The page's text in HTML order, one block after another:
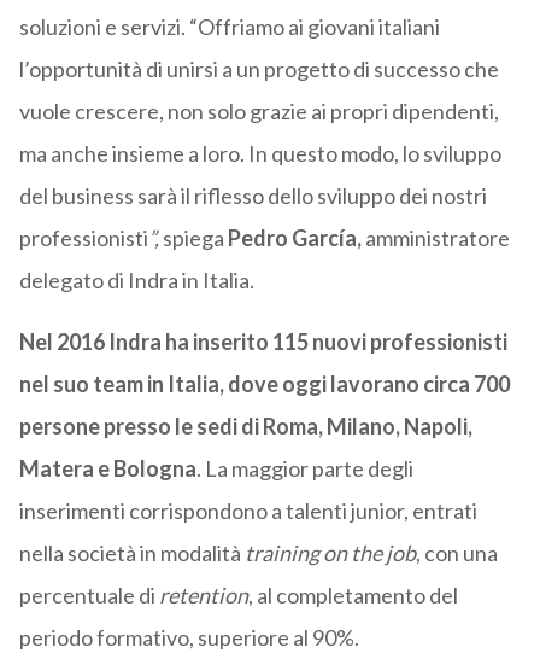
soluzioni e servizi. “Offriamo ai giovani italiani
l’opportunità di unirsi a un progetto di successo che
vuole crescere, non solo grazie ai propri dipendenti,
ma anche insieme a loro. In questo modo, lo sviluppo
del business sarà il riflesso dello sviluppo dei nostri
professionisti”,spiega Pedro García,amministratore
delegato di Indra in Italia.
Nel 2016 Indra ha inserito 115 nuovi professionisti
nel suo team in Italia, dove oggi lavorano circa 700
persone presso le sedi di Roma, Milano, Napoli,
Matera e Bologna. La maggior parte degli
inserimenti corrispondono a talenti junior, entrati
nella società in modalità training on the job, con una
percentuale di retention, al completamento del
periodo formativo, superiore al 90%.